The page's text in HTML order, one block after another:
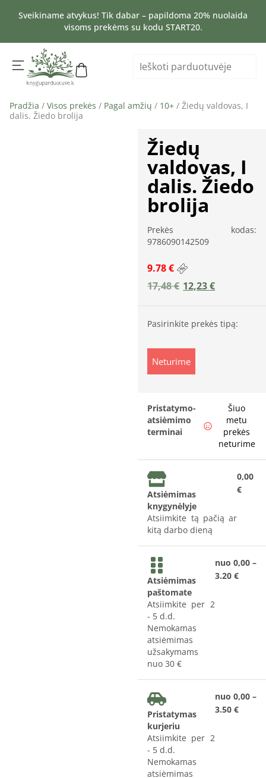
Sveikiname atvykus! Tik dabar – papildoma 20% nuolaida
visoms prekėms su kodu START20.
Pradžia / Visos prekės / Pagal amžių / 10+ / Žiedų valdovas, I
dalis. Žiedo brolija
Žiedų
valdovas, I
dalis. Žiedo
brolija
Prekės kodas:
9786090142509
9.78 €
17,48€ 12,23€
Pasirinkite prekės tipą:
Neturime
Pristatymo-
atsiėmimo
terminai
Šiuo
metu
prekės
neturime
Atsiėmimas
knygynėlyje
Atsiimkite tą pačią ar
kitą darbo dieną
0,00
€
Atsiėmimas
paštomate
Atsiimkite per 2
- 5 d.d.
Nemokamas
atsiėmimas
užsakymams
nuo 30 €
nuo 0,00 –
3.20 €
Pristatymas
kurjeriu
Atsiimkite per 2
- 5 d.d.
Nemokamas
atsiėmimas
nuo 0,00 –
3.50 €